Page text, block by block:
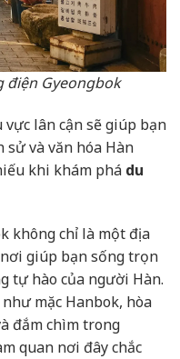
điện Gyeongbok
lân cận sẽ giúp bạn
sử và văn hóa Hàn
khi khám phá du
không chỉ là một địa
giúp bạn sống trọn
tự hào của người Hàn.
mặc Hanbok, hòa
đắm chìm trong
quan nơi đây chắc